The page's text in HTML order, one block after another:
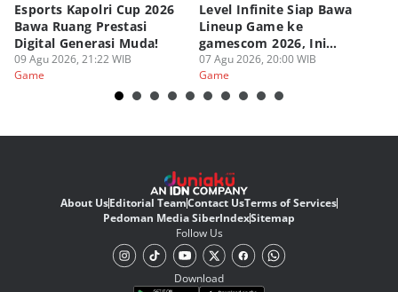
Esports Kapolri Cup 2026
Bawa Ruang Prestasi
Digital Generasi Muda!
09 Agu 2026, 21:22 WIB
Game
Level Infinite Siap Bawa
Lineup Game ke
gamescom 2026, Ini
Judulnya!
07 Agu 2026, 20:00 WIB
Game
About UsEditorial TeamContact UsTerms of Services
Pedoman Media SiberIndexSitemap
Follow Us
Download